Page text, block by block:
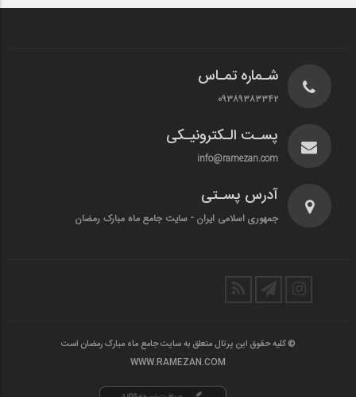
شـماره تمـاس
۰۹۳۸۹۳۸۳۳۴۲
پسـت الـکترونیـکی
info@ramezan.com
آدرس پسـتی
جمهوری اسلامی ایران - سایت جامع ماه مبارک رمضان
© کلیه حقوق این پرتال متعلق به سایت جامع ماه مبارک رمضان است
WWW.RAMEZAN.COM